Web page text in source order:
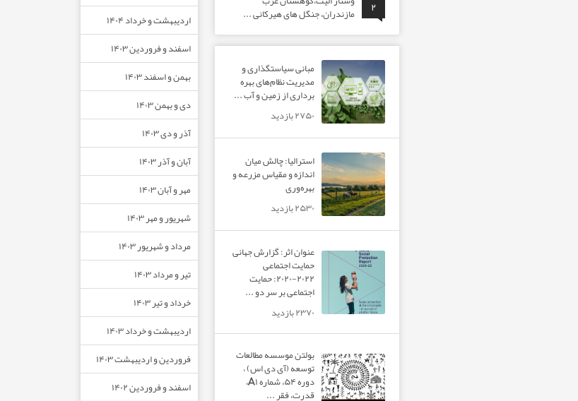
۲
مازندران، جنگل های هیرکانی ...
مبانی سیاستگذاری و
مدیریت نظام‌های بهره‌
برداری از زمین و آب ...
۲۷۵۰ بازدید
استرالیا: چالش میان
اندازه و مقیاس مزرعه و
بهره‌وری
۲۵۳۰ بازدید
عنوان اثر: گزارش جهانی
حمایت اجتماعی
۲۰۲۲-۲۰۲۰: حمایت
اجتماعی بر سر دو ...
۲۳۷۰ بازدید
بولتن موسسه مطالعات
توسعه (آی دی اس) ،
دوره ۵۴، شماره A۱،
قدرت، فقر ...
اردیبهشت و خرداد ۱۴۰۴
اسفند و فروردین ۱۴۰۳
بهمن و اسفند ۱۴۰۳
دی و بهمن ۱۴۰۳
آذر و دی ۱۴۰۳
آبان و آذر ۱۴۰۳
مهر و آبان ۱۴۰۳
شهریور و مهر ۱۴۰۳
مرداد و شهریور ۱۴۰۳
تیر و مرداد ۱۴۰۳
خرداد و تیر ۱۴۰۳
اردیبهشت و خرداد ۱۴۰۳
فروردین و اردیبهشت ۱۴۰۳
اسفند و فروردین ۱۴۰۲